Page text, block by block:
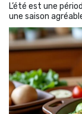
L’été est une
une saison